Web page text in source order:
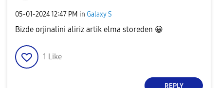
‎05-01-202412:47 PM in Galaxy S
Bizde orjinalini aliriz artik elma storeden 😀
1 Like
REPLY